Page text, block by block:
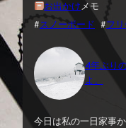
お出かけ メモ
# スノーボード #フ
4年ぶり
よ。
今日は私の一日家事か